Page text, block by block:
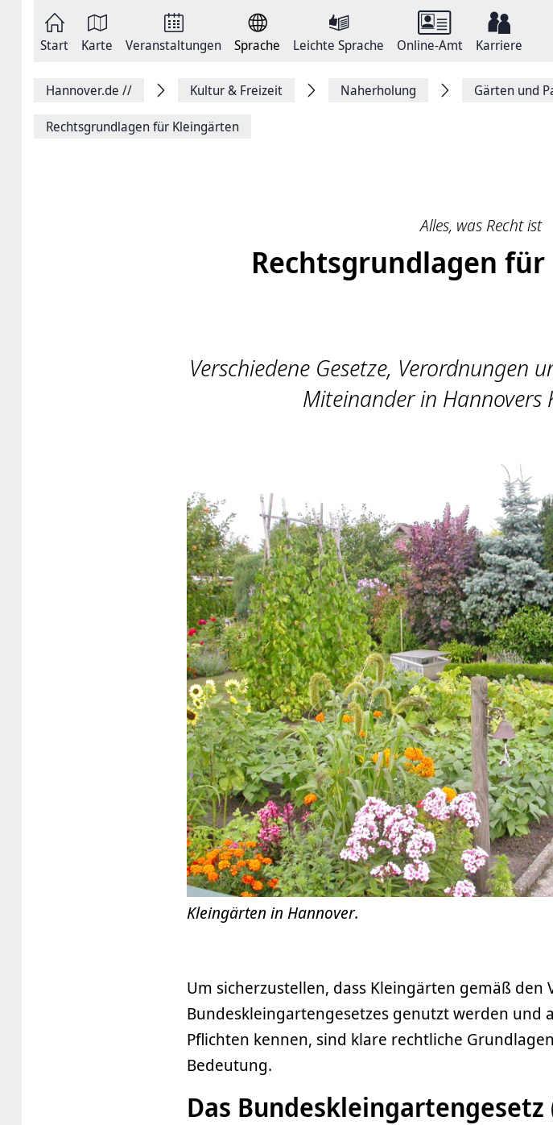
springen
Start Karte Veranstaltungen Sprache Leichte Sprache Online-Amt Karriere
FacebookHannover.de // Kultur & Freizeit Naherholung Gärten und
Rechtsgrundlagen für Kleingärten
Alles, was Recht ist
Rechtsgrundlagen
Verschiedene Gesetze, Verordnungen
Miteinander in Hannovers
Kleingärten in Hannover.
Um sicherzustellen, dass Kleingärten gemäß den
Bundeskleingartengesetzes genutzt werden und
Pflichten kennen, sind klare rechtliche
Bedeutung.
Das Bundeskleingartengesetz